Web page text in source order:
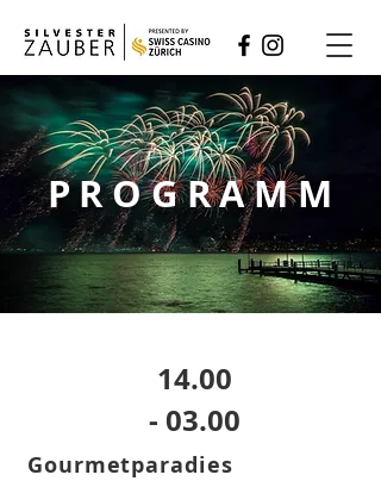
PROGRAMM
14.00
- 03.00
Gourmetparadies